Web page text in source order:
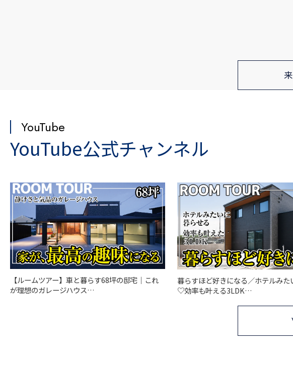
YouTube
YouTube公式チャンネル
【ルームツアー】車と暮らす68坪の邸宅｜これ
が理想のガレージハウス…
暮らすほど好きになる／ホテルみた
♡効率も叶える3LDK…